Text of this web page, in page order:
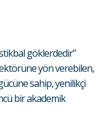
göklerdedir”
yön verebilen,
sahip, yenilikçi
bir akademik